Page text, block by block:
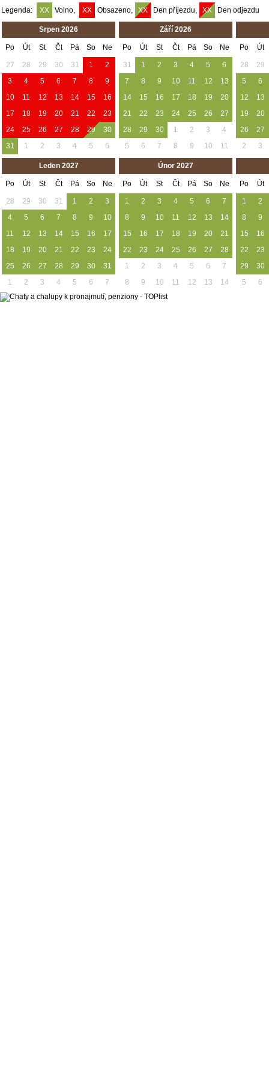
Legenda: XX Volno, XX Obsazeno, XX Den příjezdu, XX Den odjezdu
Srpen 2026
Po Út St Čt Pá So Ne
27 28 29 30 31 1
2
3
4 5 6 7 8
9
10
11 12 13 14 15
16
17
18 19 20 21 22
23
24
25 26 27 28 29
30
31
1 2 3 4 5 6
Září 2026
Po Út St Čt Pá So Ne
31 1 2 3 4 5
6
7
8 9 10 11 12
13
14
15 16 17 18 19
20
21
22 23 24 25 26
27
28
29 30 1 2 3
4
5
6 7 8 9 10 11
Po Út
28
29
5
6
12
13
19
20
26
27
2
3
Leden 2027
Po Út St Čt Pá So Ne
28 29 30 31 1 2
3
4
5 6 7 8 9
10
11
12 13 14 15 16
17
18
19 20 21 22 23
24
25
26 27 28 29 30
31
1
2 3 4 5 6 7
Únor 2027
Po Út St Čt Pá So Ne
1 2 3 4 5 6
7
8
9 10 11 12 13
14
15
16 17 18 19 20
21
22
23 24 25 26 27
28
1
2 3 4 5 6
7
8
9 10 11 12 13 14
Po Út
1
2
8
9
15
16
22
23
29
30
5
6